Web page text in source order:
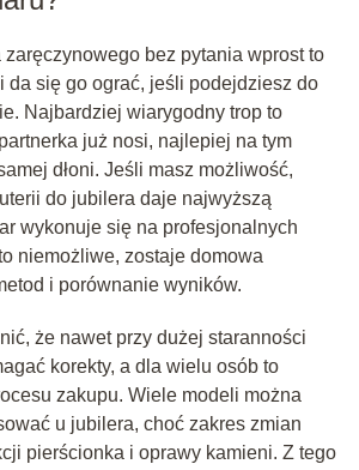
bez pytania wprost to
da się go ograć, jeśli podejdziesz do
Najbardziej wiarygodny trop to
już nosi, najlepiej na tym
dłoni. Jeśli masz możliwość,
do jubilera daje najwyższą
wykonuje się na profesjonalnych
niemożliwe, zostaje domowa
i porównanie wyników.
że nawet przy dużej staranności
korekty, a dla wielu osób to
zakupu. Wiele modeli można
u jubilera, choć zakres zmian
pierścionka i oprawy kamieni. Z tego